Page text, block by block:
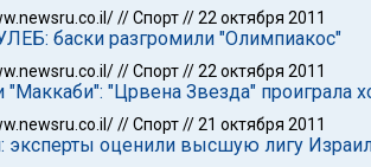
//Спорт//22 октября 2011
баски разгромили "Олимпиакос"
//Спорт//22 октября 2011
"Маккаби": "Црвена Звезда" проиграла
//Спорт//21 октября 2011
эксперты оценили высшую лигу